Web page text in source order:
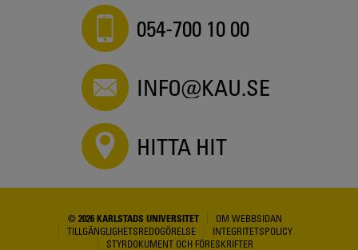
054-700 10 00
INFO@KAU.SE
HITTA HIT
© 2026 KARLSTADS UNIVERSITET
OM WEBBSIDAN
TILLGÄNGLIGHETSREDOGÖRELSE
INTEGRITETSPOLICY
STYRDOKUMENT OCH FÖRESKRIFTER